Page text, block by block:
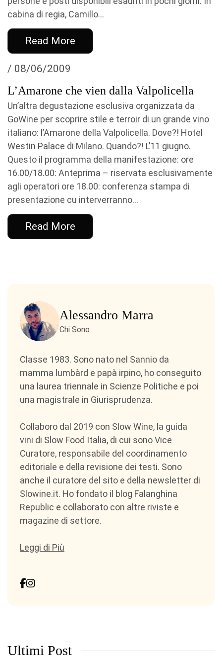
cabina di regia, Camillo...
Read More
/ 08/06/2009
L’Amarone che vien dalla Valpolicella
Un’altra degustazione esclusiva organizzata da
GoWine per scoprire stile e terroir di un grande vino
italiano: l’Amarone della Valpolicella. Dove?! Hotel
Westin Palace di Milano. Quando?! L’11 giugno.
Questo il programma della manifestazione: ore
16.00/18.00: Anteprima – riservata esclusivamente
agli operatori ore 18.00: conferenza stampa di
presentazione cu interverranno...
Read More
Alessandro Marra
Chi Sono
Classe 1983. Sono nato nel Sannio da
mamma lumbàrd e papà irpino, ho conseguito
una laurea triennale in Scienze Politiche e poi
una magistrale in Giurisprudenza.
Collaboro dal 2019 con Slow Wine, la guida
vini di Slow Food Italia, di cui sono Vice
Curatore, responsabile del coordinamento
editoriale e della revisione dei testi. Sono
anche il curatore del sito e della newsletter di
Slowine.it. Ho fondato il blog Falanghina
Republic e collaborato con altre riviste e
magazine di settore.
Leggi di Più
Ultimi Post